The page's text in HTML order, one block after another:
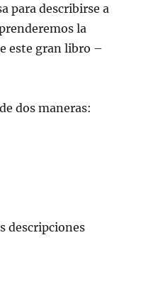
para describirse a
la
este gran libro –
dos maneras:
descripciones